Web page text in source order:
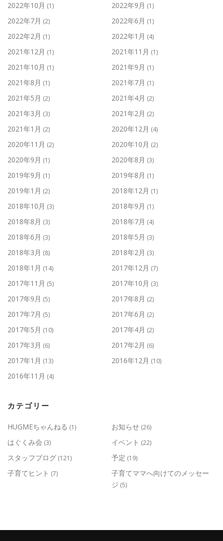
2022年10月 (1) 2022年9月 (1)
2022年7月 (2) 2022年6月 (1)
2022年2月 (1) 2022年1月 (4)
2021年12月 (1) 2021年11月 (1)
2021年10月 (1) 2021年9月 (1)
2021年8月 (1) 2021年7月 (1)
2021年5月 (2) 2021年4月 (2)
2021年3月 (3) 2021年2月 (2)
2021年1月 (2) 2020年12月 (4)
2020年11月 (2) 2020年10月 (2)
2020年9月 (1) 2020年8月 (3)
2019年9月 (1) 2019年8月 (1)
2019年1月 (2) 2018年12月 (1)
2018年10月 (3) 2018年9月 (1)
2018年8月 (3) 2018年7月 (4)
2018年6月 (3) 2018年5月 (3)
2018年3月 (8) 2018年2月 (3)
2018年1月 (14) 2017年12月 (7)
2017年11月 (5) 2017年10月 (3)
2017年9月 (5) 2017年8月 (2)
2017年7月 (5) 2017年6月 (2)
2017年5月 (10) 2017年4月 (2)
2017年3月 (6) 2017年2月 (6)
2017年1月 (13) 2016年12月 (10)
2016年11月 (4)
カテゴリー
HUGMEちゃんねる (1) お知らせ (26)
はぐくみ会 (3) イベント (22)
スタッフブログ (121) 予定 (19)
子育てヒント (7)
子育てママへ向けてのメッセー
ジ (5)